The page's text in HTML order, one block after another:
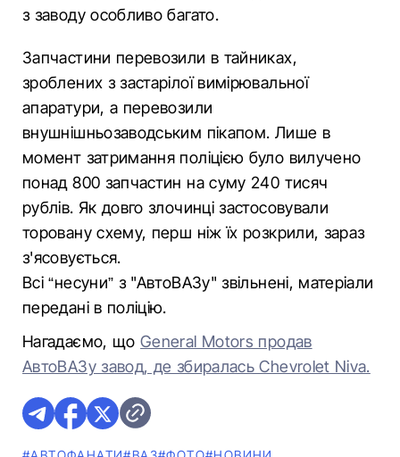
з заводу особливо багато.
Запчастини перевозили в тайниках,
зроблених з застарілої вимірювальної
апаратури, а перевозили
внушнішньозаводським пікапом. Лише в
момент затримання поліцією було вилучено
понад 800 запчастин на суму 240 тисяч
рублів. Як довго злочинці застосовували
торовану схему, перш ніж їх розкрили, зараз
з'ясовується.
Всі “несуни” з "АвтоВАЗу" звільнені, матеріали
передані в поліцію.
Нагадаємо, щоGeneral Motors продав
АвтоВАЗу завод, де збиралась Chevrolet Niva.